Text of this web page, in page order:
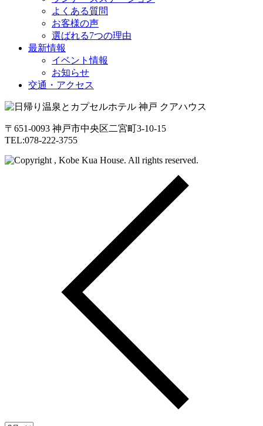
よくある質問
お客様の声
選ばれる7つの理由
最新情報
イベント情報
お知らせ
交通・アクセス
〒651-0093 神戸市中央区二宮町3-10-15
TEL:078-222-3755